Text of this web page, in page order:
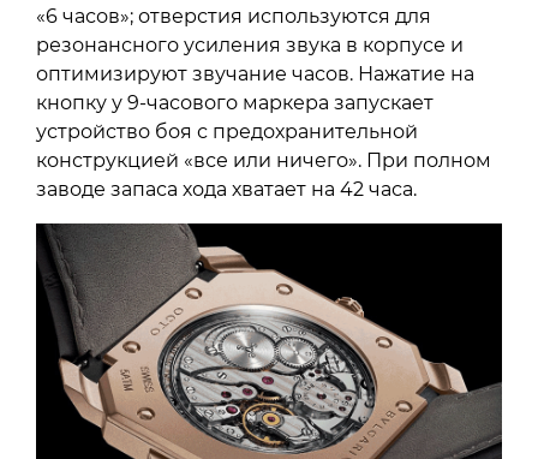
«6 часов»; отверстия используются для
резонансного усиления звука в корпусе и
оптимизируют звучание часов. Нажатие на
кнопку у 9-часового маркера запускает
устройство боя с предохранительной
конструкцией «все или ничего». При полном
заводе запаса хода хватает на 42 часа.